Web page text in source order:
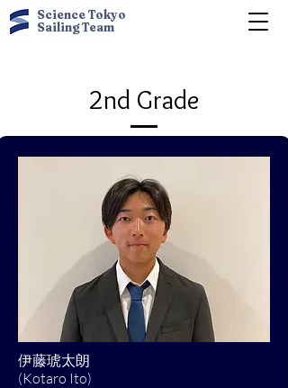
Science Tokyo
Sailing Team
2nd Grade
伊藤琥太朗
(Kotaro Ito)